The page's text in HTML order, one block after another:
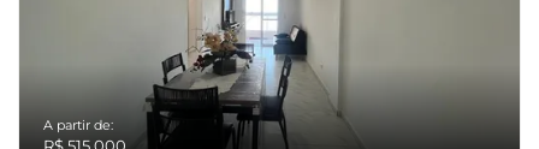
A partir de: